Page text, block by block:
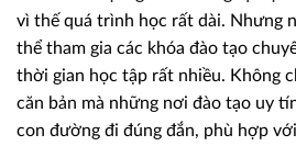
vì thế quá trình học rất dài. Nhưng
thể tham gia các khóa đào tạo
thời gian học tập rất nhiều. Không
căn bản mà những nơi đào tạo uy
con đường đi đúng đắn, phù hợp